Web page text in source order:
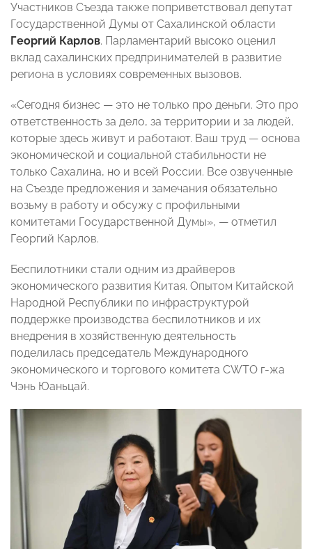
Участников Съезда также поприветствовал депутат
Государственной Думы от Сахалинской области
Георгий Карлов. Парламентарий высоко оценил
вклад сахалинских предпринимателей в развитие
региона в условиях современных вызовов.
«Сегодня бизнес — это не только про деньги. Это про
ответственность за дело, за территории и за людей,
которые здесь живут и работают. Ваш труд — основа
экономической и социальной стабильности не
только Сахалина, но и всей России. Все озвученные
на Съезде предложения и замечания обязательно
возьму в работу и обсужу с профильными
комитетами Государственной Думы», — отметил
Георгий Карлов.
Беспилотники стали одним из драйверов
экономического развития Китая. Опытом Китайской
Народной Республики по инфраструктурой
поддержке производства беспилотников и их
внедрения в хозяйственную деятельность
поделилась председатель Международного
экономического и торгового комитета CWTO г-жа
Чэнь Юаньцай.